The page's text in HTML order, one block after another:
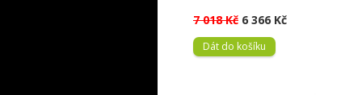
7 018 Kč 6 366 Kč
Dát do košíku